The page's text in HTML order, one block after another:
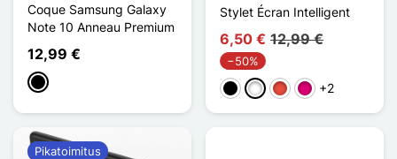
Coque Samsung Galaxy
Note 10 Anneau Premium
12,99 €
Musta
Stylet Écran Intelligent
6,50 € 12,99 €
−50%
MustaValkoinen
Punainen
Magenta
+2
Pikatoimitus